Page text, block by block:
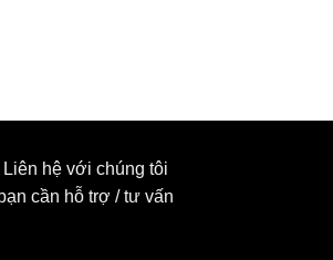
Liên hệ với chúng tôi
bạn cần hỗ trợ / tư vấn